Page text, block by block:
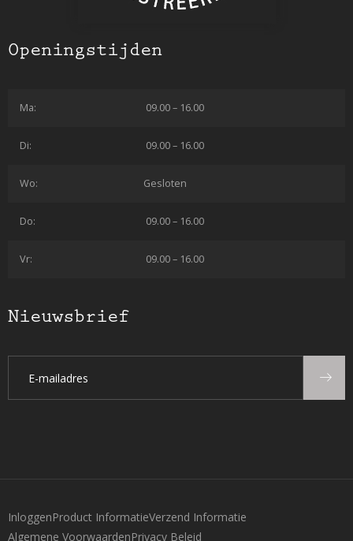
Openingstijden
Ma: 09.00 – 16.00
Di: 09.00 – 16.00
Wo: Gesloten
Do: 09.00 – 16.00
Vr: 09.00 – 16.00
Nieuwsbrief
InloggenProduct InformatieVerzend Informatie
Algemene VoorwaardenPrivacy Beleid